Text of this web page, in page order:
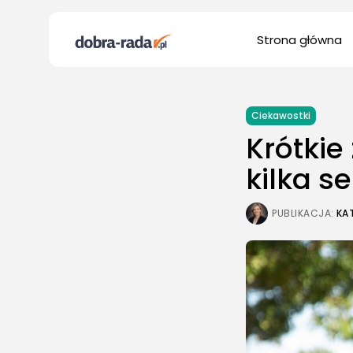
Strona główna
Search
for:
Ciekawostki
kilka
PUBLIKACJA: